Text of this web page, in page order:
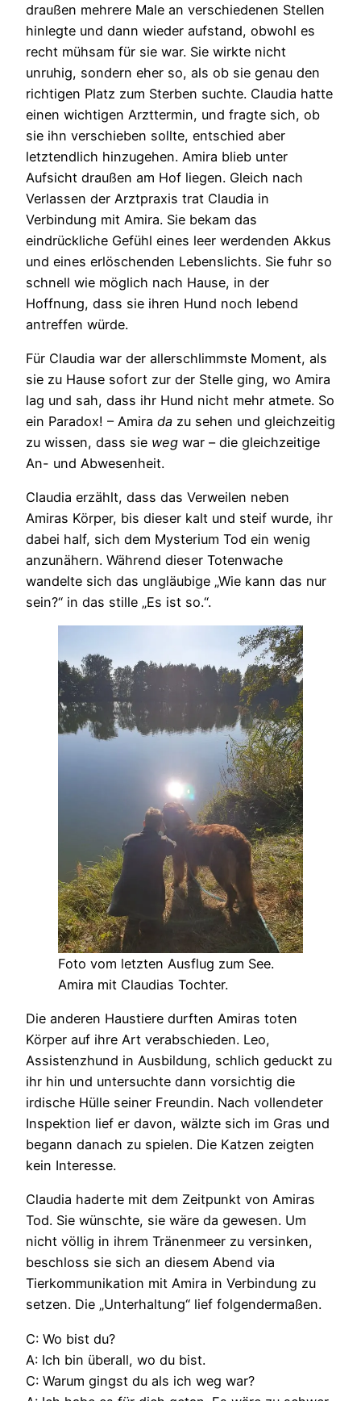
draußen mehrere Male an verschiedenen Stellen
hinlegte und dann wieder aufstand, obwohl es
recht mühsam für sie war. Sie wirkte nicht
unruhig, sondern eher so, als ob sie genau den
richtigen Platz zum Sterben suchte. Claudia hatte
einen wichtigen Arzttermin, und fragte sich, ob
sie ihn verschieben sollte, entschied aber
letztendlich hinzugehen. Amira blieb unter
Aufsicht draußen am Hof liegen. Gleich nach
Verlassen der Arztpraxis trat Claudia in
Verbindung mit Amira. Sie bekam das
eindrückliche Gefühl eines leer werdenden Akkus
und eines erlöschenden Lebenslichts. Sie fuhr so
schnell wie möglich nach Hause, in der
Hoffnung, dass sie ihren Hund noch lebend
antreffen würde.
Für Claudia war der allerschlimmste Moment, als
sie zu Hause sofort zur der Stelle ging, wo Amira
lag und sah, dass ihr Hund nicht mehr atmete. So
ein Paradox! – Amira da zu sehen und gleichzeitig
zu wissen, dass sie weg war – die gleichzeitige
An- und Abwesenheit.
Claudia erzählt, dass das Verweilen neben
Amiras Körper, bis dieser kalt und steif wurde, ihr
dabei half, sich dem Mysterium Tod ein wenig
anzunähern. Während dieser Totenwache
wandelte sich das ungläubige „Wie kann das nur
sein?“ in das stille „Es ist so.“.
Foto vom letzten Ausflug zum See.
Amira mit Claudias Tochter.
Die anderen Haustiere durften Amiras toten
Körper auf ihre Art verabschieden. Leo,
Assistenzhund in Ausbildung, schlich geduckt zu
ihr hin und untersuchte dann vorsichtig die
irdische Hülle seiner Freundin. Nach vollendeter
Inspektion lief er davon, wälzte sich im Gras und
begann danach zu spielen. Die Katzen zeigten
kein Interesse.
Claudia haderte mit dem Zeitpunkt von Amiras
Tod. Sie wünschte, sie wäre da gewesen. Um
nicht völlig in ihrem Tränenmeer zu versinken,
beschloss sie sich an diesem Abend via
Tierkommunikation mit Amira in Verbindung zu
setzen. Die „Unterhaltung“ lief folgendermaßen.
C: Wo bist du?
A: Ich bin überall, wo du bist.
C: Warum gingst du als ich weg war?